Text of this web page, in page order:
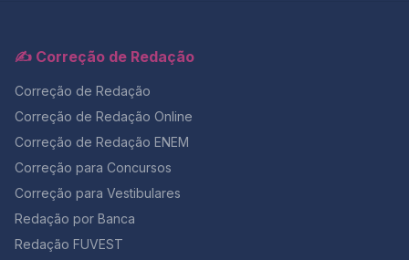
✍️ Correção de Redação
Correção de Redação
Correção de Redação Online
Correção de Redação ENEM
Correção para Concursos
Correção para Vestibulares
Redação por Banca
Redação FUVEST